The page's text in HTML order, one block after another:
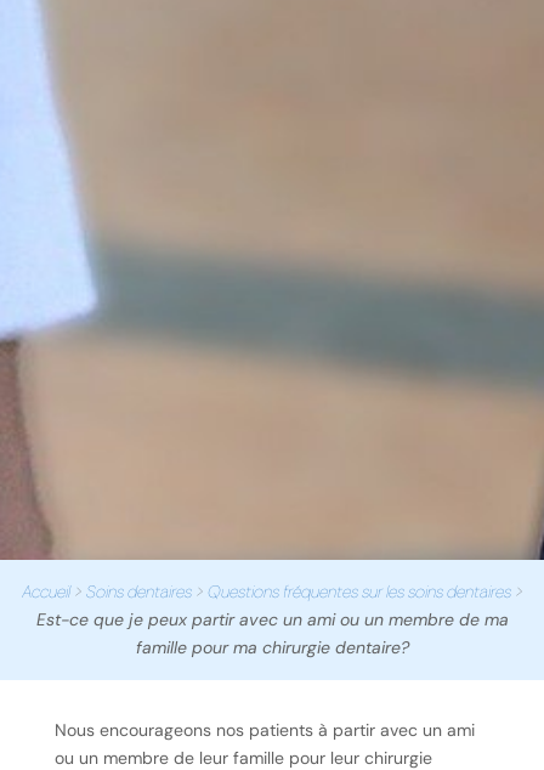
Accueil> Soins dentaires> Questions fréquentes sur les soins dentaires>
Est-ce que je peux partir avec un ami ou un membre de ma
famille pour ma chirurgie dentaire?
Nous encourageons nos patients à partir avec un ami
ou un membre de leur famille pour leur chirurgie